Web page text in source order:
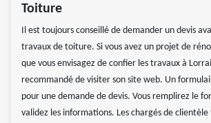
Toiture
Il est toujours conseillé de demander un devis
travaux de toiture. Si vous avez un projet de
que vous envisagez de confier les travaux à
recommandé de visiter son site web. Un
pour une demande de devis. Vous remplirez le
validez les informations. Les chargés de